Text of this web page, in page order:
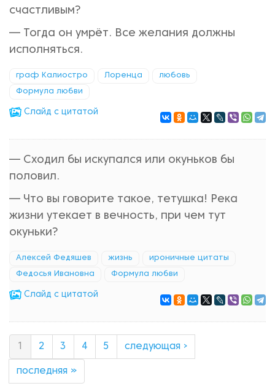
счастливым?
— Тогда он умрёт. Все желания должны
исполняться.
граф Калиостро Лоренца любовь
Формула любви
Cлайд с цитатой
— Сходил бы искупался или окуньков бы
половил.
— Что вы говорите такое, тетушка! Река
жизни утекает в вечность, при чем тут
окуньки?
Алексей Федяшев жизнь ироничные цитаты
Федосья Ивановна Формула любви
Cлайд с цитатой
2 3 4 5 следующая ›
последняя »